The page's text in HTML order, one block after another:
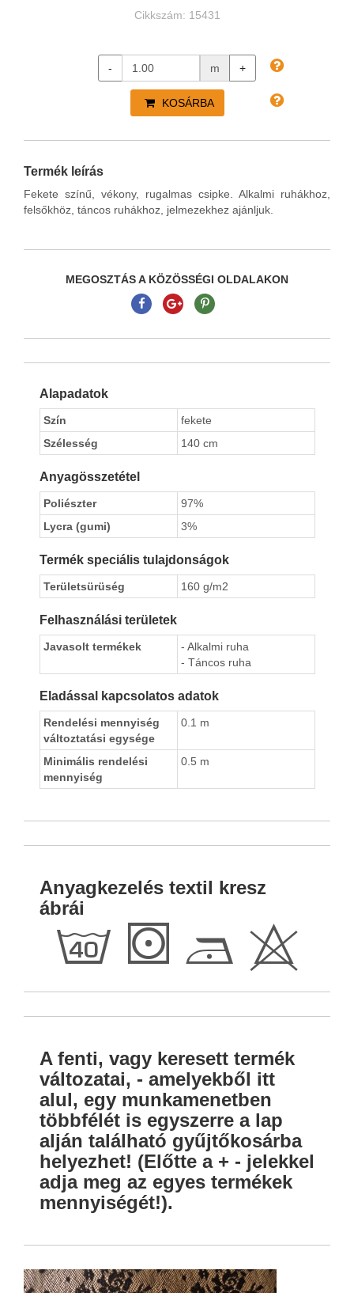
Cikkszám: 15431
- m +
KOSÁRBA
Termék leírás
Fekete színű, vékony, rugalmas csipke. Alkalmi ruhákhoz,
felsőkhöz, táncos ruhákhoz, jelmezekhez ajánljuk.
MEGOSZTÁS A KÖZÖSSÉGI OLDALAKON
Alapadatok
Szín
fekete
Szélesség
140 cm
Anyagösszetétel
Poliészter
97%
Lycra (gumi)
3%
Termék speciális tulajdonságok
Területsürüség 160 g/m2
Felhasználási területek
Javasolt termékek
- Alkalmi ruha
- Táncos ruha
Eladással kapcsolatos adatok
Rendelési mennyiség
változtatási egysége
0.1 m
Minimális rendelési
mennyiség
0.5 m
Anyagkezelés textil kresz
ábrái
h S D H
A fenti, vagy keresett termék
változatai, - amelyekből itt
alul, egy munkamenetben
többfélét is egyszerre a lap
alján található gyűjtőkosárba
helyezhet! (Előtte a + - jelekkel
adja meg az egyes termékek
mennyiségét!).